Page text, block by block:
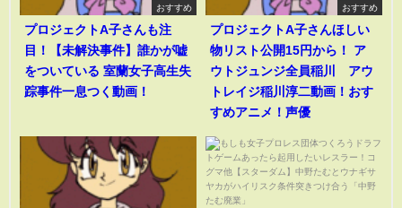
おすすめ
プロジェクトA子さんも注
目！【未解決事件】誰かが嘘
をついている 室蘭女子高生失
踪事件一息つく動画！
おすすめ
プロジェクトA子さんほしい
物リスト公開15円から！ ア
ウトジュンジ全員稲川 アウ
トレイジ稲川淳二動画！おす
すめアニメ！声優